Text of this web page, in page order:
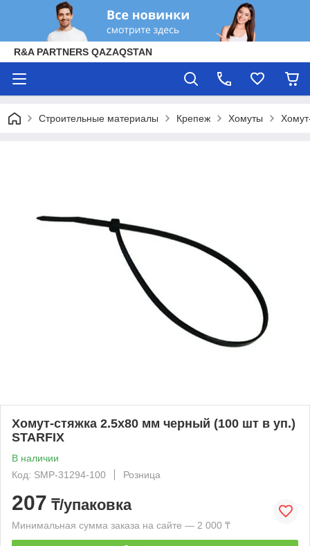
R&A PARTNERS QAZAQSTAN
Строительные материалы Крепеж Хомуты
Хомут-стяжка 2.5х80 мм черный (100 шт в уп.)
STARFIX
В наличии
Код: SMP-31294-100
Розница
207 ₸/упаковка
Минимальная сумма заказа на сайте — 2 000 ₸